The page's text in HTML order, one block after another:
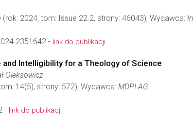
(rok: 2024, tom: Issue 22.2, strony: 46043), Wydawca:
- link do publikacji
Intelligibility for a Theology of Science
Oleksowicz
14(5), strony: 572), Wydawca: MDPI AG
- link do publikacji